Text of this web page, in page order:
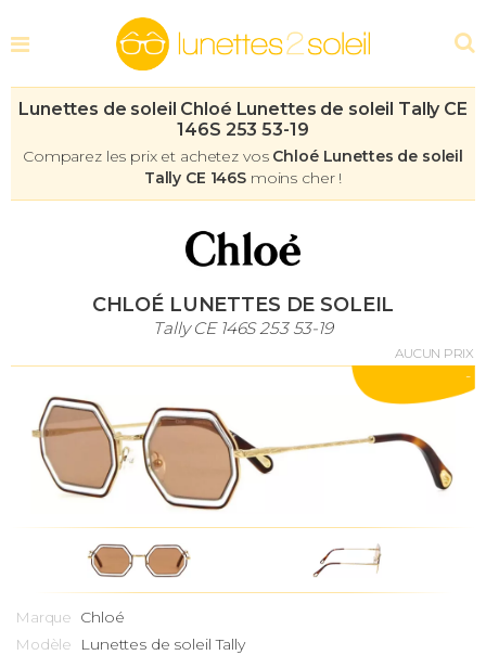
Lunettes de soleil Chloé Lunettes de soleil Tally CE
146S 253 53-19
Comparez les prix et achetez vos Chloé Lunettes de soleil
Tally CE 146S moins cher !
CHLOÉ LUNETTES DE SOLEIL
Tally CE 146S 253 53-19
AUCUN PRIX
-
Marque Chloé
Modèle Lunettes de soleil Tally